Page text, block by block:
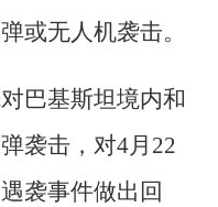
或无人机袭击。
巴基斯坦境内和
袭击，对4月22
袭事件做出回